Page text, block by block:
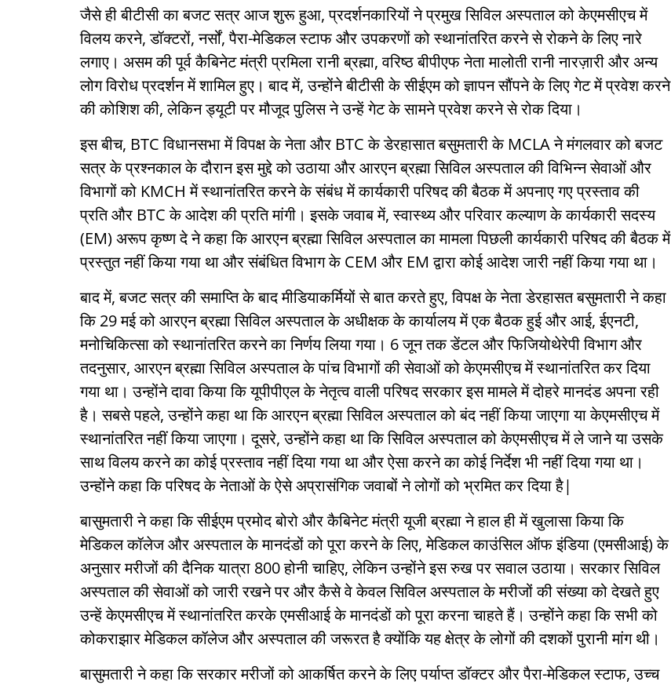
जैसे ही बीटीसी का बजट सत्र आज शुरू हुआ, प्रदर्शनकारियों ने प्रमुख सिविल अस्पताल को केएमसीएच में
विलय करने, डॉक्टरों, नर्सों, पैरा-मेडिकल स्टाफ और उपकरणों को स्थानांतरित करने से रोकने के लिए नारे
लगाए। असम की पूर्व कैबिनेट मंत्री प्रमिला रानी ब्रह्मा, वरिष्ठ बीपीएफ नेता मालोती रानी नारज़ारी और अन्य
लोग विरोध प्रदर्शन में शामिल हुए। बाद में, उन्होंने बीटीसी के सीईएम को ज्ञापन सौंपने के लिए गेट में प्रवेश करने
की कोशिश की, लेकिन ड्यूटी पर मौजूद पुलिस ने उन्हें गेट के सामने प्रवेश करने से रोक दिया।
इस बीच, BTC विधानसभा में विपक्ष के नेता और BTC के डेरहासात बसुमतारी के MCLA ने मंगलवार को बजट
सत्र के प्रश्नकाल के दौरान इस मुद्दे को उठाया और आरएन ब्रह्मा सिविल अस्पताल की विभिन्न सेवाओं और
विभागों को KMCH में स्थानांतरित करने के संबंध में कार्यकारी परिषद की बैठक में अपनाए गए प्रस्ताव की
प्रति और BTC के आदेश की प्रति मांगी। इसके जवाब में, स्वास्थ्य और परिवार कल्याण के कार्यकारी सदस्य
(EM) अरूप कृष्ण दे ने कहा कि आरएन ब्रह्मा सिविल अस्पताल का मामला पिछली कार्यकारी परिषद की बैठक में
प्रस्तुत नहीं किया गया था और संबंधित विभाग के CEM और EM द्वारा कोई आदेश जारी नहीं किया गया था।
बाद में, बजट सत्र की समाप्ति के बाद मीडियाकर्मियों से बात करते हुए, विपक्ष के नेता डेरहासत बसुमतारी ने कहा
कि 29 मई को आरएन ब्रह्मा सिविल अस्पताल के अधीक्षक के कार्यालय में एक बैठक हुई और आई, ईएनटी,
मनोचिकित्सा को स्थानांतरित करने का निर्णय लिया गया। 6 जून तक डेंटल और फिजियोथेरेपी विभाग और
तदनुसार, आरएन ब्रह्मा सिविल अस्पताल के पांच विभागों की सेवाओं को केएमसीएच में स्थानांतरित कर दिया
गया था। उन्होंने दावा किया कि यूपीपीएल के नेतृत्व वाली परिषद सरकार इस मामले में दोहरे मानदंड अपना रही
है। सबसे पहले, उन्होंने कहा था कि आरएन ब्रह्मा सिविल अस्पताल को बंद नहीं किया जाएगा या केएमसीएच में
स्थानांतरित नहीं किया जाएगा। दूसरे, उन्होंने कहा था कि सिविल अस्पताल को केएमसीएच में ले जाने या उसके
साथ विलय करने का कोई प्रस्ताव नहीं दिया गया था और ऐसा करने का कोई निर्देश भी नहीं दिया गया था।
उन्होंने कहा कि परिषद के नेताओं के ऐसे अप्रासंगिक जवाबों ने लोगों को भ्रमित कर दिया है|
बासुमतारी ने कहा कि सीईएम प्रमोद बोरो और कैबिनेट मंत्री यूजी ब्रह्मा ने हाल ही में खुलासा किया कि
मेडिकल कॉलेज और अस्पताल के मानदंडों को पूरा करने के लिए, मेडिकल काउंसिल ऑफ इंडिया (एमसीआई) के
अनुसार मरीजों की दैनिक यात्रा 800 होनी चाहिए, लेकिन उन्होंने इस रुख पर सवाल उठाया। सरकार सिविल
अस्पताल की सेवाओं को जारी रखने पर और कैसे वे केवल सिविल अस्पताल के मरीजों की संख्या को देखते हुए
उन्हें केएमसीएच में स्थानांतरित करके एमसीआई के मानदंडों को पूरा करना चाहते हैं। उन्होंने कहा कि सभी को
कोकराझार मेडिकल कॉलेज और अस्पताल की जरूरत है क्योंकि यह क्षेत्र के लोगों की दशकों पुरानी मांग थी।
बासुमतारी ने कहा कि सरकार मरीजों को आकर्षित करने के लिए पर्याप्त डॉक्टर और पैरा-मेडिकल स्टाफ, उच्च